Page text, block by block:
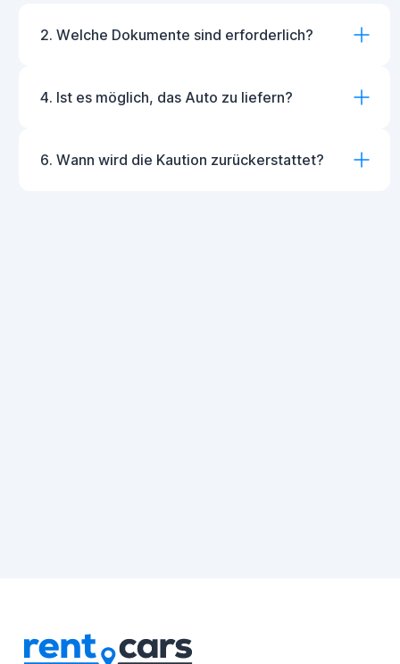
2. Welche Dokumente sind erforderlich?
4. Ist es möglich, das Auto zu liefern?
6. Wann wird die Kaution zurückerstattet?